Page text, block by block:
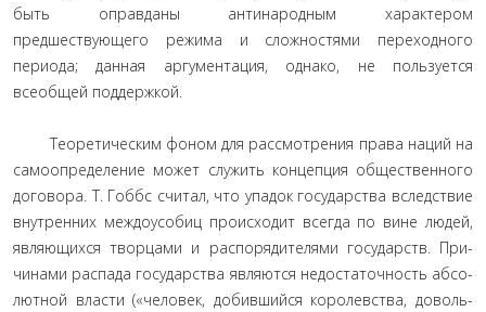
быть оправданы анти­народным характером
предшествующего режима и сложно­стями переходного
периода; данная аргументация, однако, не пользуется
всеобщей поддержкой.
Теоретическим фоном для рассмотрения права наций на
самоопределение может служить концепция общественного
договора. Т. Гоббс считал, что упадок государства вследствие
внутренних междоусобиц происходит всегда по вине людей,
являющихся творцами и распорядителями государств. При­
чинами распада государства являются недостаточность абсо­
лютной власти («человек, добившийся королевства, доволь­